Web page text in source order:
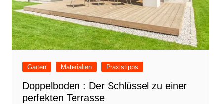
Garten Materialien Praxistipps
Doppelboden : Der Schlüssel zu einer
perfekten Terrasse